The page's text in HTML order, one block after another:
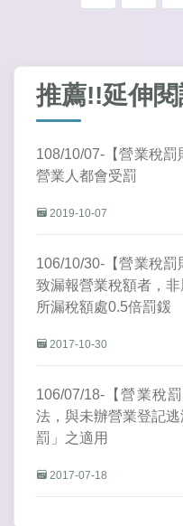
推薦!!延伸
108/10/07-【營業稅
營業人都會受罰
2019-10-07
106/10/30-【營業稅
致漏報營業稅額者，
所漏稅額處0.5倍罰鍰
2017-10-30
106/07/18-【營業稅
法，與未辦營業登記
罰」之適用
2017-07-18